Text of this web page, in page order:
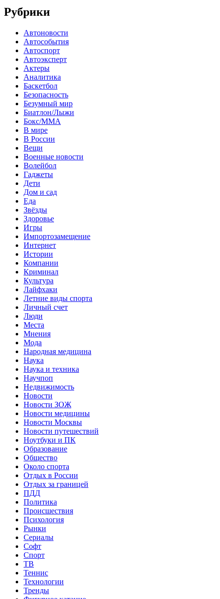
Рубрики
Автоновости
Автособытия
Автоспорт
Автоэксперт
Актеры
Аналитика
Баскетбол
Безопасность
Безумный мир
Биатлон/Лыжи
Бокс/MMA
В мире
В России
Вещи
Военные новости
Волейбол
Гаджеты
Дети
Дом и сад
Еда
Звёзды
Здоровье
Игры
Импортозамещение
Интернет
Истории
Компании
Криминал
Культура
Лайфхаки
Летние виды спорта
Личный счет
Люди
Места
Мнения
Мода
Народная медицина
Наука
Наука и техника
Научпоп
Недвижимость
Новости
Новости ЗОЖ
Новости медицины
Новости Москвы
Новости путешествий
Ноутбуки и ПК
Образование
Общество
Около спорта
Отдых в России
Отдых за границей
ПДД
Политика
Происшествия
Психология
Рынки
Сериалы
Софт
Спорт
ТВ
Теннис
Технологии
Тренды